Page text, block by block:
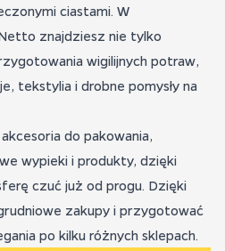
ciastami. W
znajdziesz nie tylko
wigilijnych potraw,
tekstylia i drobne pomysły na
do pakowania,
wypieki i produkty, dzięki
czuć już od progu. Dzięki
zakupy i przygotować
po kilku różnych sklepach.